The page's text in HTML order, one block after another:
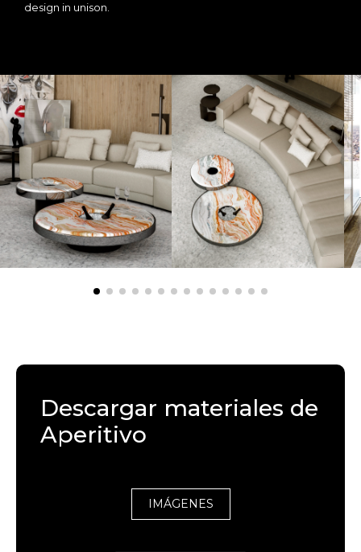
design in unison.
Descargar materiales de
Aperitivo
IMÁGENES